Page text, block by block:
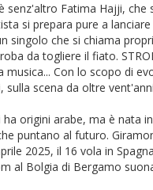
senz'altro Fatima Hajji,
si prepara pure a
singolo che si chiama
da togliere il fiato.
musica... Con lo scopo di
sulla scena da oltre
origini arabe, ma è nata
puntano al futuro.
2025, il 16 vola in
al Bolgia di Bergamo